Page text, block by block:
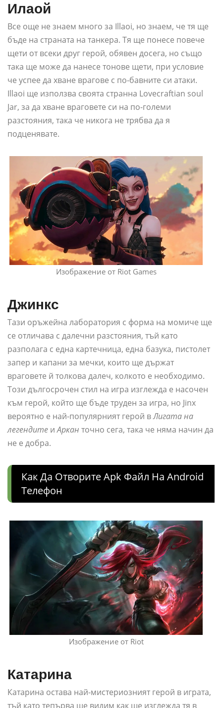
Илаой
Все още не знаем много за Illaoi, но знаем, че тя ще
бъде на страната на танкера. Тя ще понесе повече
щети от всеки друг герой, обявен досега, но също
така ще може да нанесе тонове щети, при условие
че успее да хване врагове с по-бавните си атаки.
Illaoi ще използва своята странна Lovecraftian soul
Jar, за да хване враговете си на по-големи
разстояния, така че никога не трябва да я
подценявате.
Изображение от Riot Games
Джинкс
Тази оръжейна лаборатория с форма на момиче ще
се отличава с далечни разстояния, тъй като
разполага с една картечница, една базука, пистолет
запер и капани за мечки, които ще държат
враговете й толкова далеч, колкото е необходимо.
Този дългосрочен стил на игра изглежда е насочен
към герой, който ще бъде труден за игра, но Jinx
вероятно е най-популярният герой вЛигата на
легендите иАркан точно сега, така че няма начин да
не е добра.
Как Да Отворите Apk Файл На Android
Телефон
Изображение от Riot
Катарина
Катарина остава най-мистериозният герой в играта,
тъй като тепърва ще видим как ще изглежда тя в